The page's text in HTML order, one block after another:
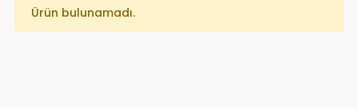
Ürün bulunamadı.